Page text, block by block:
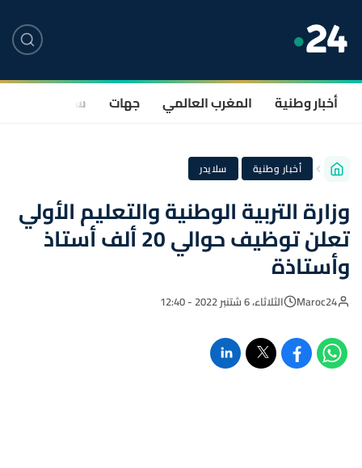
أخبار وطنية المغرب العالمي جهات سياسة
أخبار وطنية · سلايدر
وزارة التربية الوطنية والتعليم الأولي
تعلن توظيف حوالي 20 ألف أستاذ
وأستاذة
Maroc24 الثلاثاء، 6 شتنبر 2022 - 12:40